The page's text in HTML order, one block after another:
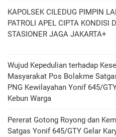
KAPOLSEK CILEDUG PIMPIN
PATROLI APEL CIPTA KONDISI
STASIONER JAGA JAKARTA+
Wujud Kepedulian terhadap
Masyarakat Pos Bolakme
PNG Kewilayahan Yonif 645/
Kebun Warga
Pererat Gotong Royong dan
Satgas Yonif 645/GTY Gelar